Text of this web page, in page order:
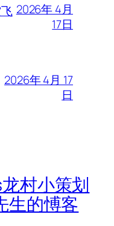
2026年 4月
17日
2026年 4月 17
日
村小策划
生的愽客